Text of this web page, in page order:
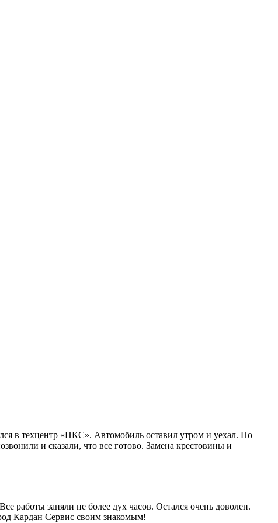
в техцентр «НКС». Автомобиль оставил утром и уехал. По
и сказали, что все готово. Замена крестовины и
работы заняли не более дух часов. Остался очень доволен.
Кардан Сервис своим знакомым!